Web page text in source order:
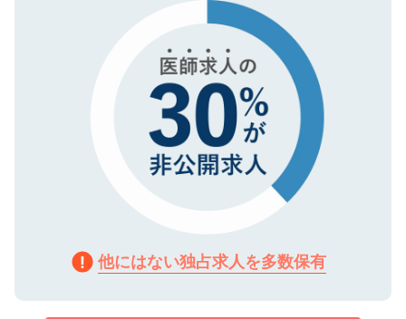
で、機密保持に関してもご安心ください。
他にはない独占求人を多数保有